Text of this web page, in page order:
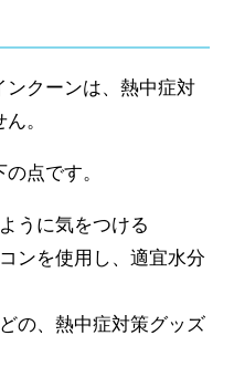
ンクーンは、熱中症対
。
点です。
うに気をつける
ンを使用し、適宜水分
の、熱中症対策グッズ